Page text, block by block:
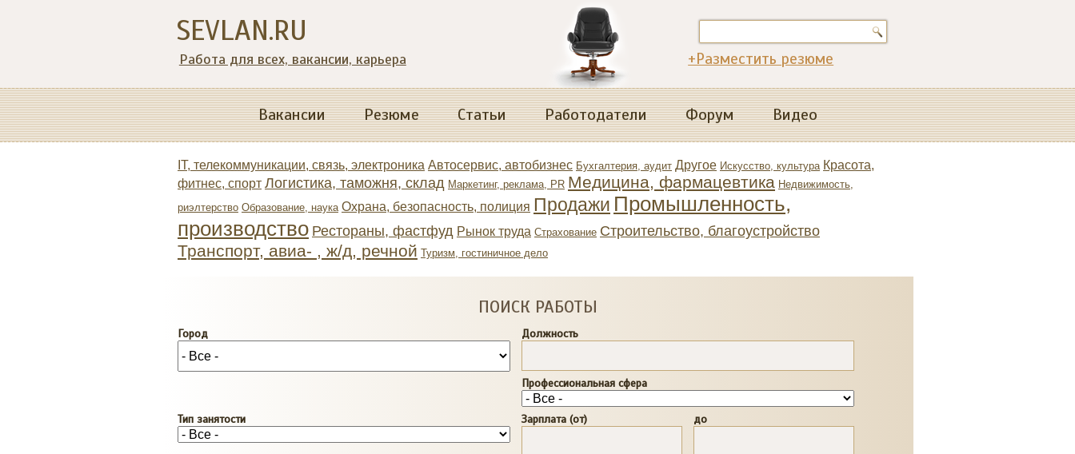
SEVLAN.RU
Работа для всех, вакансии, карьера +Разместить резюме
Вакансии Резюме Статьи Работодатели Форум Видео
IT, телекоммуникации, связь, электроника Автосервис, автобизнес Бухгалтерия, аудит Другое Искусство, культура Красота,
фитнес, спорт Логистика, таможня, склад Маркетинг, реклама, PR Медицина, фармацевтика Недвижимость,
риэлтeрство Образование, наука Охрана, безопасность, полиция Продажи Промышленность,
производство Рестораны, фастфуд Рынок труда Страхование Строительство, благоустройство
Транспорт, авиа- , ж/д, речной Туризм, гостиничное дело
ПОИСК РАБОТЫ
Город Должность
Профессиональная сфера
Тип занятости Зарплата (от) до